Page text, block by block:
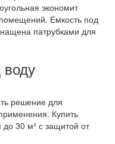
экономит
Емкость под
патрубками для
воду
решение для
Купить
30 м³ с защитой от